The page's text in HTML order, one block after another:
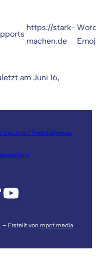
https://stark-
machen.de
am Juni 16,
UnsJobs / PraktikaPresse
YouTube
– Erstellt von mpct.media